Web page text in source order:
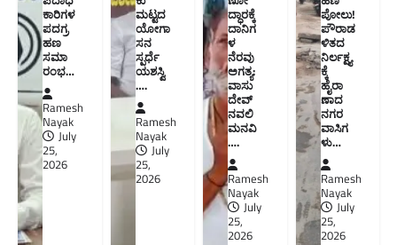
ಕಾರಿಗಳ
ಪದಗ್ರ
ಹಣ
ಸಮಾ
ರಂಭ…
Ramesh
Nayak
July
25,
2026
ಮಟ್ಟದ
ಯೋಗಾ
ಸನ
ಸ್ಪರ್ಧೆ
ಯಶಸ್ವಿ
….
Ramesh
Nayak
July
25,
2026
ದ್ಧಾರಕ್ಕೆ
ದಾನಿಗ
ಳ
ನೆರವು
ಅಗತ್ಯ:
ವಾಸು
ದೇವ್
ನವಲಿ
ಮನವಿ​
….
Ramesh
Nayak
July
25,
2026
ಪೋಲು!
ಪೌರಾಡ
ಳಿತದ
ನಿರ್ಲಕ್ಷ್ಯ
ಕ್ಕೆ
ಹೈರಾ
ಣಾದ
ನಗರ
ವಾಸಿಗ
ಳು​…
Ramesh
Nayak
July
25,
2026